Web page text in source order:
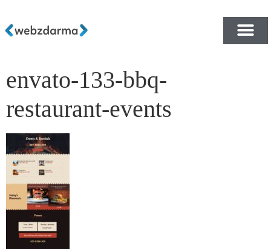
envato-133-bbq-
restaurant-events